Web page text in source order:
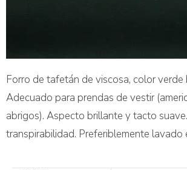
Forro de tafetán de viscosa, color
Adecuado para prendas de vestir
abrigos). Aspecto brillante y tacto
transpirabilidad. Preferiblemente lavado